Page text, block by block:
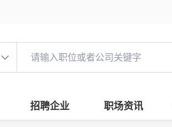
招聘企业 职场资讯